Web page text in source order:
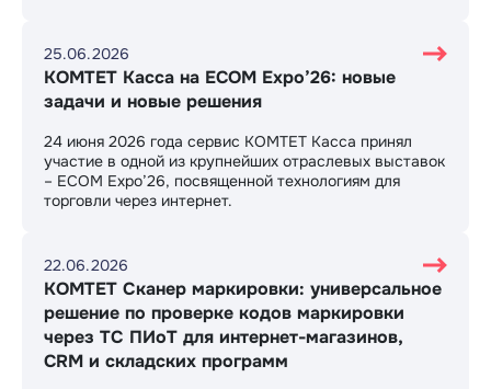
25.06.2026
КОМТЕТ Касса на ECOM Expo’26: новые
задачи и новые решения
24 июня 2026 года сервис КОМТЕТ Касса принял
участие в одной из крупнейших отраслевых выставок
– ECOM Expo’26, посвященной технологиям для
торговли через интернет.
22.06.2026
КОМТЕТ Сканер маркировки: универсальное
решение по проверке кодов маркировки
через ТС ПИоТ для интернет-магазинов,
CRM и складских программ